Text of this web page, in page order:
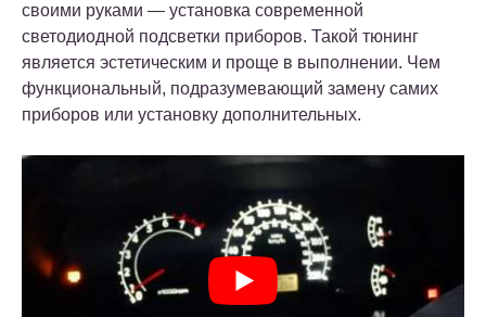
своими руками — установка современной
светодиодной подсветки приборов. Такой тюнинг
является эстетическим и проще в выполнении. Чем
функциональный, подразумевающий замену самих
приборов или установку дополнительных.